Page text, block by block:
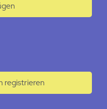
registrieren